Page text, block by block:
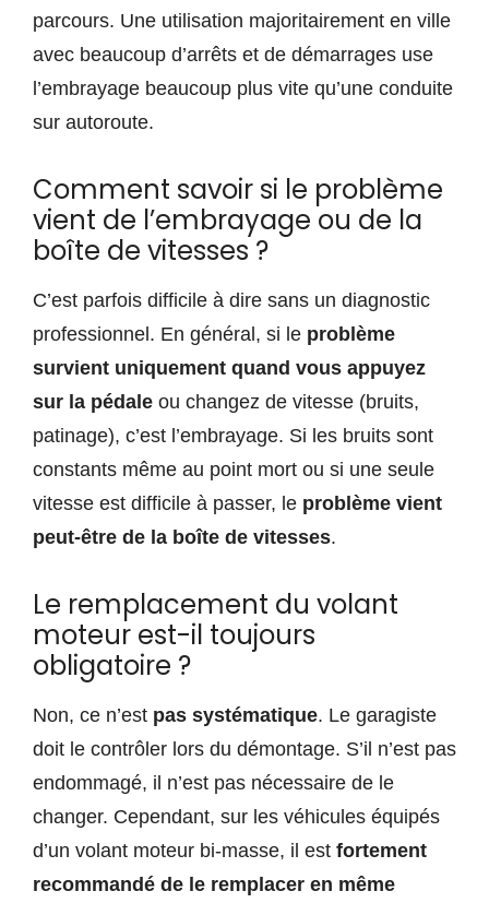
parcours. Une utilisation majoritairement en ville
avec beaucoup d’arrêts et de démarrages use
l’embrayage beaucoup plus vite qu’une conduite
sur autoroute.
Comment savoir si le problème
vient de l’embrayage ou de la
boîte de vitesses ?
C’est parfois difficile à dire sans un diagnostic
professionnel. En général, si le problème
survient uniquement quand vous appuyez
sur la pédale ou changez de vitesse (bruits,
patinage), c’est l’embrayage. Si les bruits sont
constants même au point mort ou si une seule
vitesse est difficile à passer, le problème vient
peut-être de la boîte de vitesses.
Le remplacement du volant
moteur est-il toujours
obligatoire ?
Non, ce n’est pas systématique. Le garagiste
doit le contrôler lors du démontage. S’il n’est pas
endommagé, il n’est pas nécessaire de le
changer. Cependant, sur les véhicules équipés
d’un volant moteur bi-masse, il est fortement
recommandé de le remplacer en même